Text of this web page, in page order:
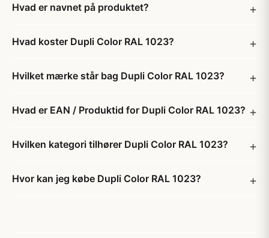
Hvad er navnet på produktet?
Hvad koster Dupli Color RAL 1023?
Hvilket mærke står bag Dupli Color RAL 1023?
Hvad er EAN / Produktid for Dupli Color RAL 1023?
Hvilken kategori tilhører Dupli Color RAL 1023?
Hvor kan jeg købe Dupli Color RAL 1023?